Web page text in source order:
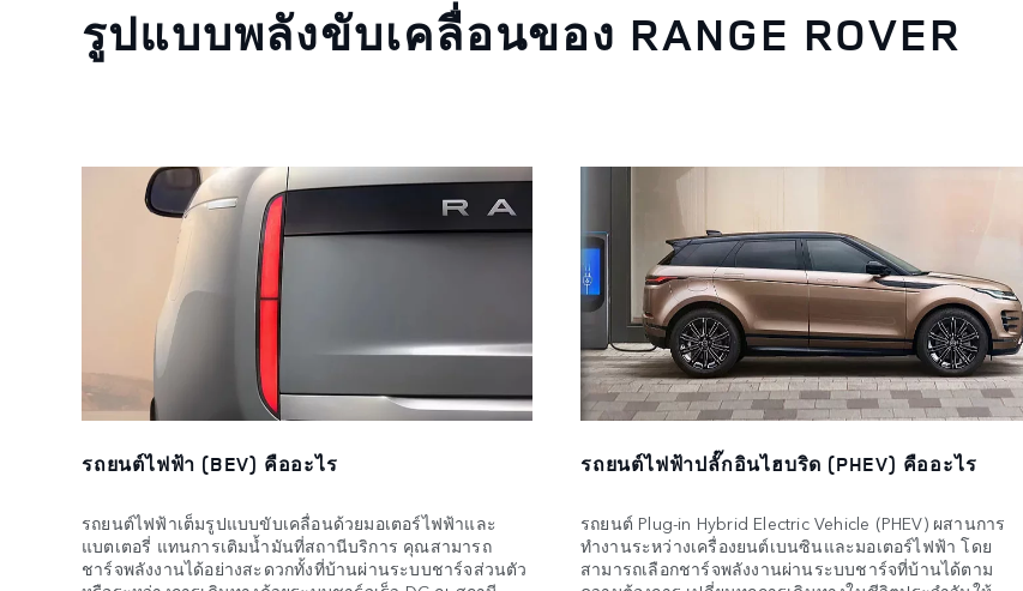
รูปแบบพลังขับเคลื่อนของ RANGE ROVER
รถยนต์ไฟฟ้า (BEV) คืออะไร
รถยนต์ไฟฟ้าเต็มรูปแบบขับเคลื่อนด้วยมอเตอร์ไฟฟ้าและ
แบตเตอรี่ แทนการเติมน้ำมันที่สถานีบริการ คุณสามารถ
ชาร์จพลังงานได้อย่างสะดวกทั้งที่บ้านผ่านระบบชาร์จส่วนตัว
รถยนต์ไฟฟ้าปลั๊กอินไฮบริด (PHEV) คืออะไร
รถยนต์ Plug-in Hybrid Electric Vehicle (PHEV) ผสานการ
ทำงานระหว่างเครื่องยนต์เบนซินและมอเตอร์ไฟฟ้า โดย
สามารถเลือกชาร์จพลังงานผ่านระบบชาร์จที่บ้านได้ตาม